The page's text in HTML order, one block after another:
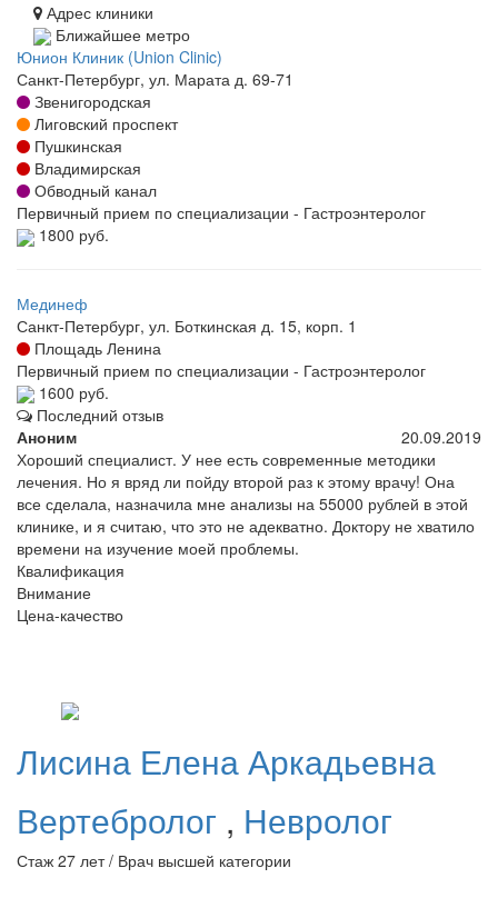
Адрес клиники
Ближайшее метро
Юнион Клиник (Union Clinic)
Санкт-Петербург, ул. Марата д. 69-71
Звенигородская
Лиговский проспект
Пушкинская
Владимирская
Обводный канал
Первичный прием по специализации - Гастроэнтеролог
1800 руб.
Мединеф
Санкт-Петербург, ул. Боткинская д. 15, корп. 1
Площадь Ленина
Первичный прием по специализации - Гастроэнтеролог
1600 руб.
Последний отзыв
Аноним
20.09.2019
Хороший специалист. У нее есть современные методики
лечения. Но я вряд ли пойду второй раз к этому врачу! Она
все сделала, назначила мне анализы на 55000 рублей в этой
клинике, и я считаю, что это не адекватно. Доктору не хватило
времени на изучение моей проблемы.
Квалификация
Внимание
Цена-качество
Лисина Елена Аркадьевна
Вертебролог , Невролог
Стаж 27 лет / Врач высшей категории